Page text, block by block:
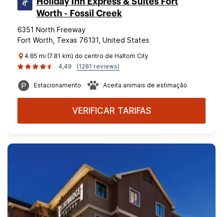
Worth - Fossil Creek
6351 North Freeway
Fort Worth, Texas 76131, United States
4.85 mi (7.81 km) do centro de Haltom City
4,49
(1281 reviews)
Estacionamento Aceita animais de estimação
VERIFICAR TARIFAS